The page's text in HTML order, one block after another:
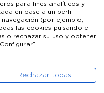
PRENSA CONTACTO
para fines analíticos y
en base a un perfil
(por ejemplo,
las cookies pulsando el
o rechazar su uso y obtener
Rechazar todas